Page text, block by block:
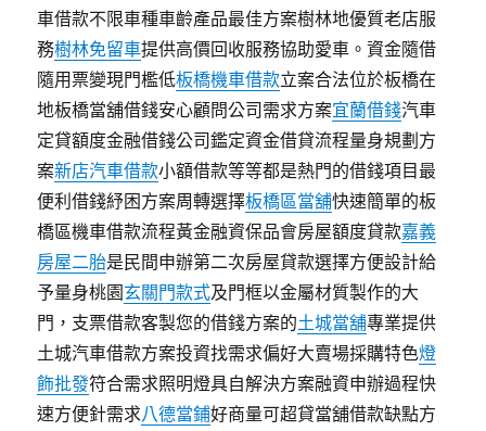
車借款不限車種車齡產品最佳方案樹林地優質老店服
務樹林免留車提供高價回收服務協助愛車。資金隨借
隨用票變現門檻低板橋機車借款立案合法位於板橋在
地板橋當舖借錢安心顧問公司需求方案宜蘭借錢汽車
定貸額度金融借錢公司鑑定資金借貸流程量身規劃方
案新店汽車借款小額借款等等都是熱門的借錢項目最
便利借錢紓困方案周轉選擇板橋區當舖快速簡單的板
橋區機車借款流程黃金融資保品會房屋額度貸款嘉義
房屋二胎是民間申辦第二次房屋貸款選擇方便設計給
予量身桃園玄關門款式及門框以金屬材質製作的大
門，支票借款客製您的借錢方案的土城當舖專業提供
土城汽車借款方案投資找需求偏好大賣場採購特色燈
飾批發符合需求照明燈具自解決方案融資申辦過程快
速方便針需求八德當鋪好商量可超貸當舖借款缺點方